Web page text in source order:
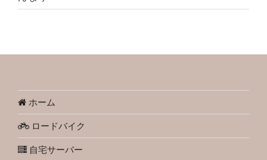
ホーム
ロードバイク
自宅サーバー